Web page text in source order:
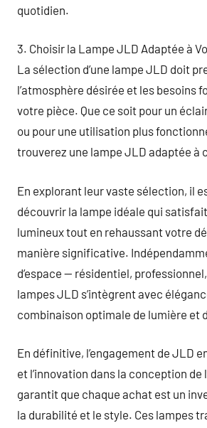
quotidien.
3. Choisir la Lampe JLD Adaptée à
La sélection d’une lampe JLD doit
l’atmosphère désirée et les besoins
votre pièce. Que ce soit pour un
ou pour une utilisation plus
trouverez une lampe JLD adaptée à
En explorant leur vaste sélection, il
découvrir la lampe idéale qui
lumineux tout en rehaussant votre
manière significative.
d’espace — résidentiel,
lampes JLD s’intègrent avec
combinaison optimale de lumière et
En définitive, l’engagement de JLD
et l’innovation dans la conception de
garantit que chaque achat est un
la durabilité et le style. Ces lampes